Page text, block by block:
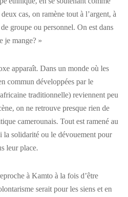
cas, on ramène tout à l’argent, à
groupe ou personnel. On est dans
je mange? »
apparaît. Dans un monde où les
commun développées par le
traditionnelle) reviennent peu
on ne retrouve presque rien de
camerounais. Tout est ramené au
la solidarité ou le dévouement pour
leur place.
à Kamto à la fois d’être
serait pour les siens et en